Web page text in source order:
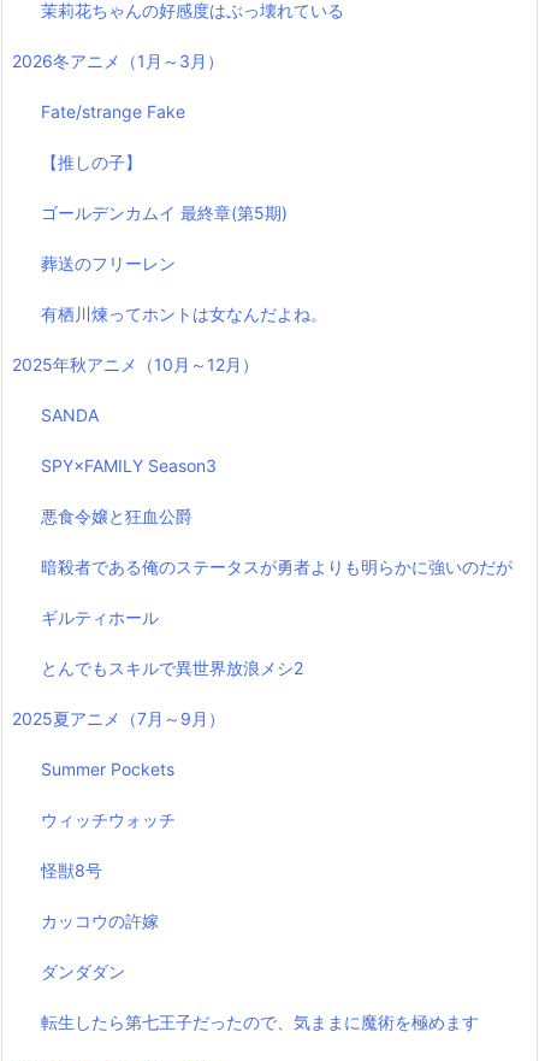
茉莉花ちゃんの好感度はぶっ壊れている
2026冬アニメ（1月～3月）
Fate/strange Fake
【推しの子】
ゴールデンカムイ 最終章(第5期)
葬送のフリーレン
有栖川煉ってホントは女なんだよね。
2025年秋アニメ（10月～12月）
SANDA
SPY×FAMILY Season3
悪食令嬢と狂血公爵
暗殺者である俺のステータスが勇者よりも明らかに強いのだが
ギルティホール
とんでもスキルで異世界放浪メシ2
2025夏アニメ（7月～9月）
Summer Pockets
ウィッチウォッチ
怪獣8号
カッコウの許嫁
ダンダダン
転生したら第七王子だったので、気ままに魔術を極めます